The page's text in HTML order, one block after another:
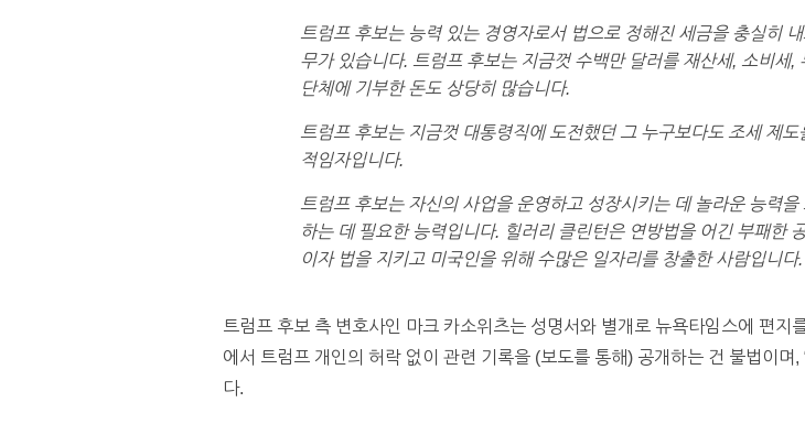
트럼프 후보는 능력 있는 경영자로서 법으로 정해진 세금을 충실히
무가 있습니다. 트럼프 후보는 지금껏 수백만 달러를 재산세, 소비세
단체에 기부한 돈도 상당히 많습니다.
트럼프 후보는 지금껏 대통령직에 도전했던 그 누구보다도 조세 제
적임자입니다.
트럼프 후보는 자신의 사업을 운영하고 성장시키는 데 놀라운 능력
하는 데 필요한 능력입니다. 힐러리 클린턴은 연방법을 어긴 부패한
이자 법을 지키고 미국인을 위해 수많은 일자리를 창출한 사람입니다.
트럼프 후보 측 변호사인 마크 카소위츠는 성명서와 별개로 뉴욕타임스에 편
에서 트럼프 개인의 허락 없이 관련 기록을 (보도를 통해) 공개하는 건 불법이며
다.